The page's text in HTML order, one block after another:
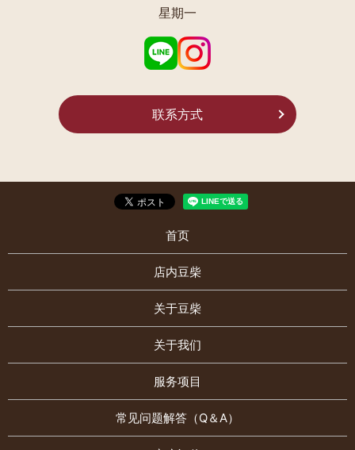
星期一
联系方式
首页
店内豆柴
关于豆柴
关于我们
服务项目
常见问题解答（Q＆A）